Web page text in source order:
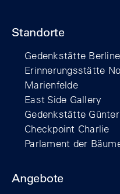
Standorte
Gedenkstätte
Erinnerungsstätte
Marienfelde
East Side Gallery
Gedenkstätte
Checkpoint Charlie
Parlament der
Angebote